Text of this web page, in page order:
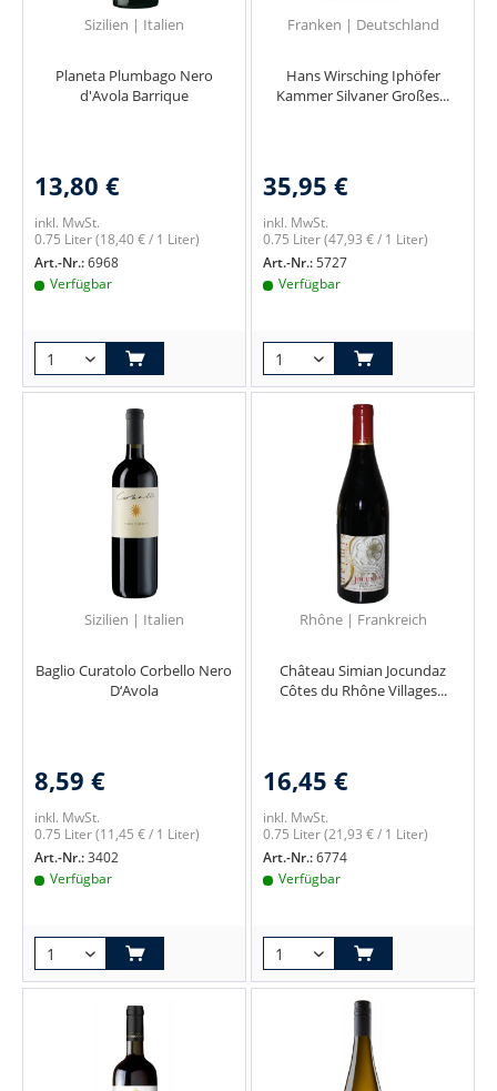
Sizilien | Italien
Planeta Plumbago Nero
d'Avola Barrique
13,80 €
inkl. MwSt.
0.75 Liter(18,40 € / 1 Liter)
Art.-Nr.:6968
Verfügbar
Franken | Deutschland
Hans Wirsching Iphöfer
Kammer Silvaner Großes...
35,95 €
inkl. MwSt.
0.75 Liter(47,93 € / 1 Liter)
Art.-Nr.:5727
Verfügbar
Sizilien | Italien
Baglio Curatolo Corbello Nero
D‘Avola
8,59 €
inkl. MwSt.
0.75 Liter(11,45 € / 1 Liter)
Art.-Nr.:3402
Verfügbar
Rhône | Frankreich
Château Simian Jocundaz
Côtes du Rhône Villages...
16,45 €
inkl. MwSt.
0.75 Liter(21,93 € / 1 Liter)
Art.-Nr.:6774
Verfügbar